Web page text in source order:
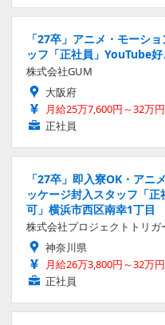
「27卒」アニメ・モーシ
ッフ「正社員」YouTube
株式会社GUM
大阪府
月給25万7,600円～32万円
正社員
「27卒」即入寮OK・ア
ッケージ封入スタッフ「
可」横浜市西区南幸1丁目
株式会社プロジェクトトリガ
神奈川県
月給26万3,800円～32万円
正社員